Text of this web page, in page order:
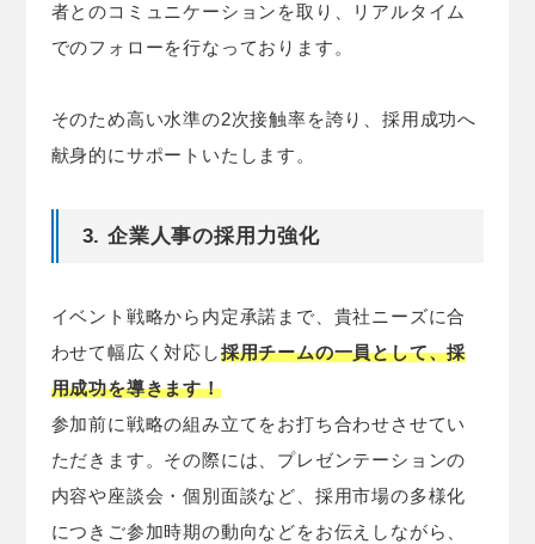
者とのコミュニケーションを取り、リアルタイム
でのフォローを行なっております。
そのため高い水準の2次接触率を誇り、採用成功へ
献身的にサポートいたします。
3. 企業人事の採用力強化
イベント戦略から内定承諾まで、貴社ニーズに合
わせて幅広く対応し採用チームの一員として、採
用成功を導きます！
参加前に戦略の組み立てをお打ち合わせさせてい
ただきます。その際には、プレゼンテーションの
内容や座談会・個別面談など、採用市場の多様化
につきご参加時期の動向などをお伝えしながら、